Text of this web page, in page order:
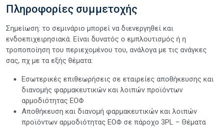
Πληροφορίες συμμετοχής
Σημείωση: το σεμινάριο μπορεί να διενεργηθεί και
ενδοεπιχειρησιακά. Είναι δυνατός ο εμπλουτισμός ή η
τροποποίηση του περιεχομένου του, ανάλογα με τις ανάγκες
σας, πχ με τα εξής θέματα:
Εσωτερικές επιθεωρήσεις σε εταιρείες αποθήκευσης και
διανομής φαρμακευτικών και λοιπών προϊόντων
αρμοδιότητας ΕΟΦ
Αποθήκευση και διανομή φαρμακευτικών και λοιπών
προϊόντων αρμοδιότητας ΕΟΦ σε πάροχο 3PL – Θέματα